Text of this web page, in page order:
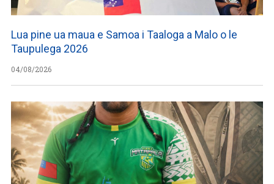
Lua pine ua maua e Samoa i Taaloga a Malo o le
Taupulega 2026
04/08/2026